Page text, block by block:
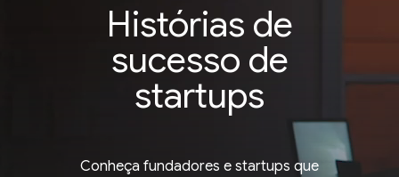
Histórias de
sucesso de
startups
Conheça fundadores e startups que